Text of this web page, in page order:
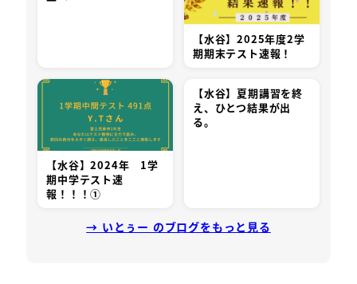
【水谷】2025年度2学
期期末テスト速報！
【水谷】2024年 1学
期中学テスト速
報！！！①
【水谷】夏期講習を終
え、ひとつ結果が出
る。
→ いとぅー のブログをもっと見る